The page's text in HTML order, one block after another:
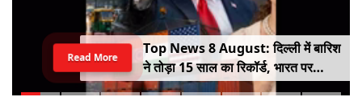
Top News 8 August: दिल्ली में बारिश
ने तोड़ा 15 साल का रिकॉर्ड, भारत पर
100% टैरिफ का खतरा; Gen Z पर कंगना
Read More